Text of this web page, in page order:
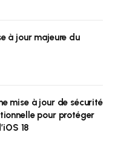
à jour majeure du
mise à jour de sécurité
pour protéger
18